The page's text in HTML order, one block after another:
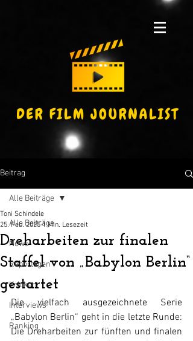
Beitrag
Alle Beiträge
News
Reportagen
Kritiken
Interviews
Ranking
Alle Beiträge
Dreharbeiten zur finalen
Staffel von „Babylon Berlin“
gestartet
Toni Schindele
25. Feb. 2025 1 Min. Lesezeit
Die vielfach ausgezeichnete Serie
„Babylon Berlin“ geht in die letzte Runde:
Die Dreharbeiten zur fünften und finalen